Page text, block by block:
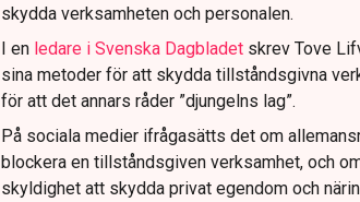
skydda verksamheten och personalen.
I en ledare i Svenska Dagbladet skrev Tove
sina metoder för att skydda tillståndsgivna
för att det annars råder ”djungelns lag”.
På sociala medier ifrågasätts det om
blockera en tillståndsgiven verksamhet, och
skyldighet att skydda privat egendom och